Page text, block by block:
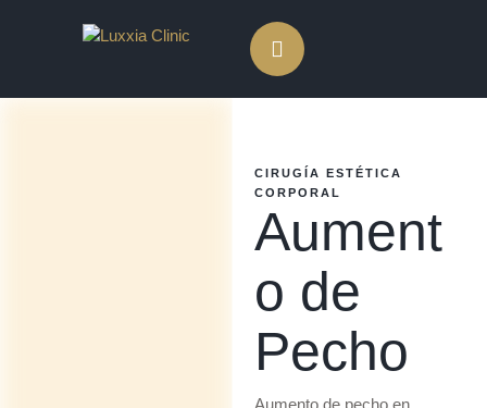
CIRUGÍA ESTÉTICA
CORPORAL
Aument
o de
Pecho
Aumento de pecho en